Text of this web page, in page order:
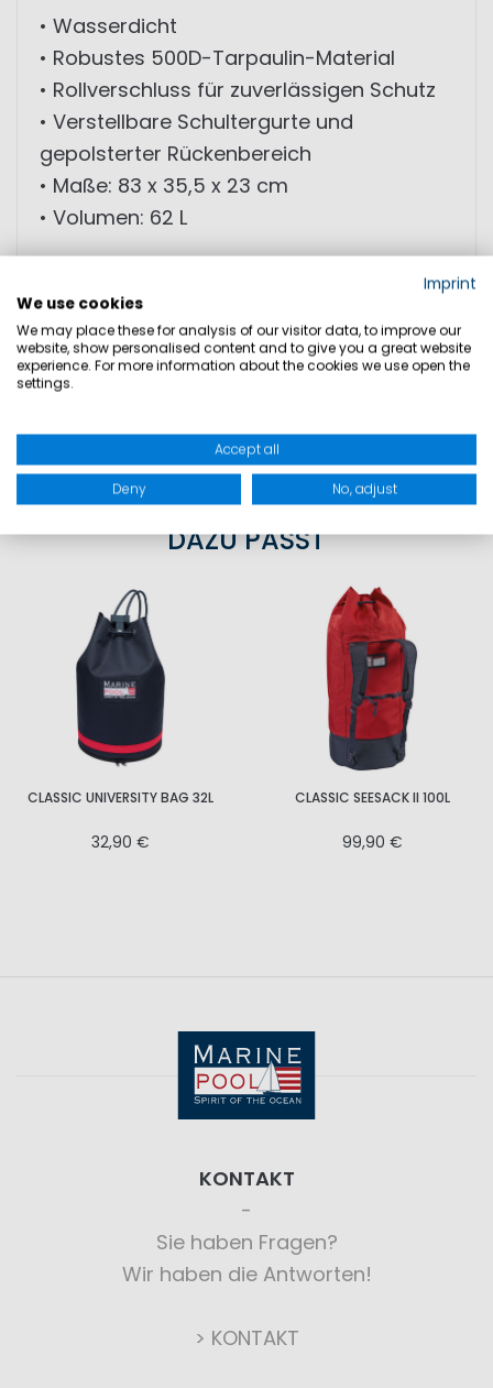
• Wasserdicht
• Robustes 500D-Tarpaulin-Material
• Rollverschluss für zuverlässigen Schutz
• Verstellbare Schultergurte und
gepolsterter Rückenbereich
• Maße: 83 x 35,5 x 23 cm
• Volumen: 62 L
Polyvinylchloride Tarpaulin 500D; 10%
Polyester
DAZU PASST
CLASSIC UNIVERSITY BAG 32L
32,90 €
CLASSIC SEESACK II 100L
99,90 €
KONTAKT
Sie haben Fragen?
Wir haben die Antworten!
> KONTAKT
Imprint
We use cookies
We may place these for analysis of our visitor data, to improve our
website, show personalised content and to give you a great website
experience. For more information about the cookies we use open the
settings.
Accept all
Deny No, adjust